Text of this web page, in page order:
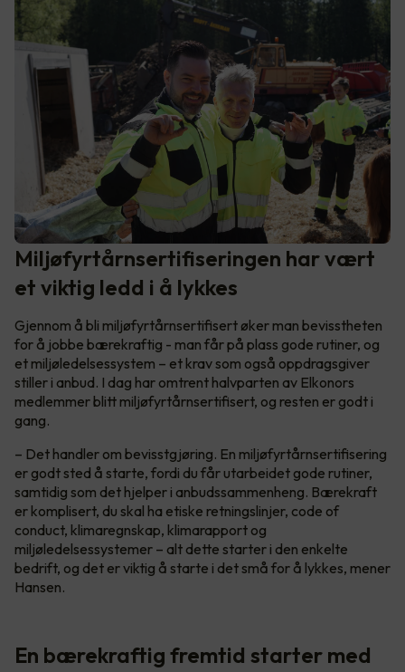
Miljøfyrtårnsertifiseringen har vært
et viktig ledd i å lykkes
Gjennom å bli miljøfyrtårnsertifisert øker man bevisstheten
for å jobbe bærekraftig - man får på plass gode rutiner, og
et miljøledelsessystem – et krav som også oppdragsgiver
stiller i anbud. I dag har omtrent halvparten av Elkonors
medlemmer blitt miljøfyrtårnsertifisert, og resten er godt i
gang.
– Det handler om bevisstgjøring. En miljøfyrtårnsertifisering
er godt sted å starte, fordi du får utarbeidet gode rutiner,
samtidig som det hjelper i anbudssammenheng. Bærekraft
er komplisert, du skal ha etiske retningslinjer, code of
conduct, klimaregnskap, klimarapport og
miljøledelsessystemer – alt dette starter i den enkelte
bedrift, og det er viktig å starte i det små for å lykkes, mener
Hansen.
En bærekraftig fremtid starter med